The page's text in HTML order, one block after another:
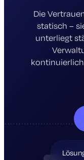
Die
statisch –
unterliegt